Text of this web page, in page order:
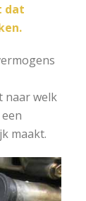
dat
naar welk
maakt.